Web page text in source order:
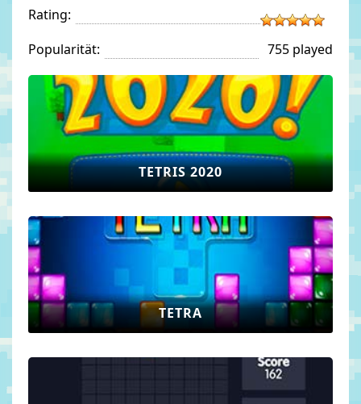
Rating:
Popularität:
755 played
TETRIS 2020
TETRA